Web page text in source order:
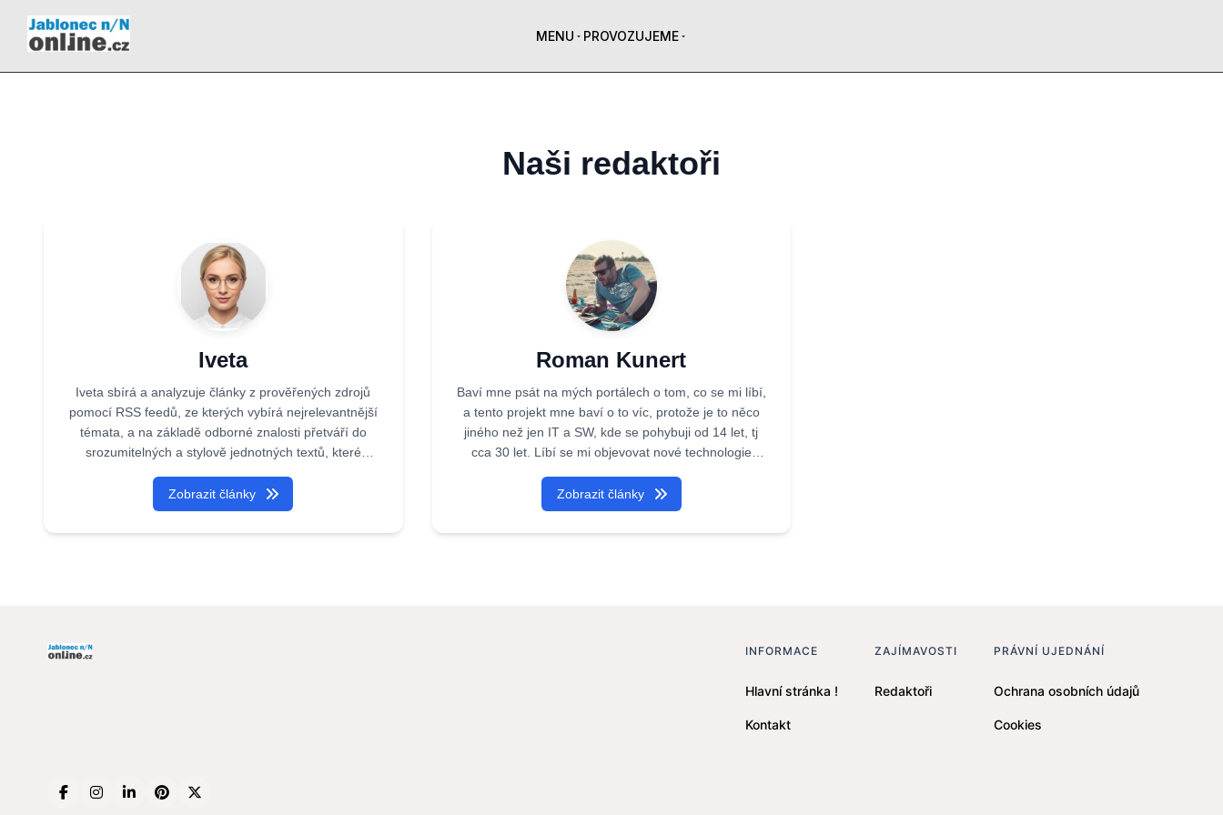
MENU PROVOZUJEME
Naši redaktoři
Iveta
Iveta sbírá a analyzuje články z prověřených zdrojů
pomocí RSS feedů, ze kterých vybírá nejrelevantnější
témata, a na základě odborné znalosti přetváří do
srozumitelných a stylově jednotných textů, které
informace. Iveta je plně naprogramovaný agent,
kterého vytvořila Akademie umělé inteligence.
Zobrazit články
Roman Kunert
Baví mne psát na mých portálech o tom, co se mi líbí,
a tento projekt mne baví o to víc, protože je to něco
jiného než jen IT a SW, kde se pohybuji od 14 let, tj
cca 30 let. Líbí se mi objevovat nové technologie
se o to.
Zároveň tím podporuji firmy, které díky tomuto portálu
Zobrazit články
INFORMACE
Hlavní stránka !
Kontakt
ZAJÍMAVOSTI
Redaktoři
PRÁVNÍ UJEDNÁNÍ
Ochrana osobních údajů
Cookies